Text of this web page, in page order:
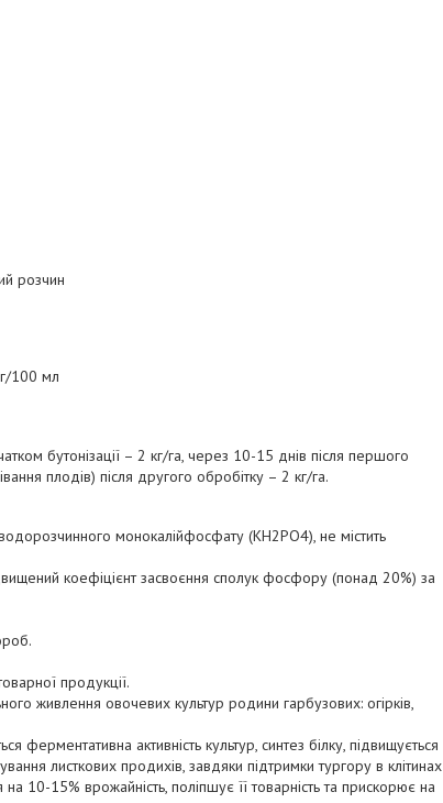
розчин
100 мл
бутонізації – 2 кг/га, через 10-15 днів після першого
плодів) після другого обробітку – 2 кг/га.
монокалійфосфату (KH2PO4), не містить
коефіцієнт засвоєння сполук фосфору (понад 20%) за
продукції.
живлення овочевих культур родини гарбузових: огірків,
ферментативна активність культур, синтез білку, підвищується
листкових продихів, завдяки підтримки тургору в клітинах
на 10-15% врожайність, поліпшує її товарність та прискорює на